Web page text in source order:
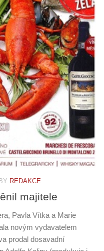
BY REDAKCE
majitele
Pavla Vítka a Marie
novým vydavatelem
prodal dosavadní